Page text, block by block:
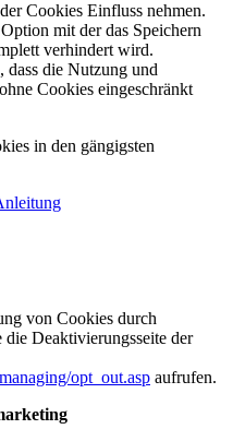
Cookies Einfluss nehmen.
mit der das Speichern
verhindert wird.
die Nutzung und
Cookies eingeschränkt
in den gängigsten
von Cookies durch
Deaktivierungsseite der
opt_out.asp aufrufen.